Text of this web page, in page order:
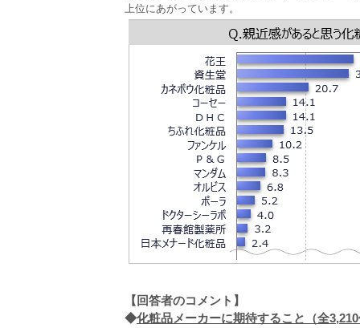
上位にあがっています。
【回答者のコメント】
◆化粧品メーカーに期待すること（全